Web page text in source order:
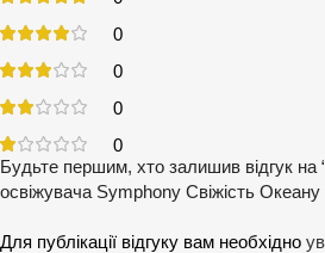
0
0
0
0
Будьте першим, хто залишив відгук на
освіжувача Symphony Свіжість
Для публікації відгуку вам необхідно